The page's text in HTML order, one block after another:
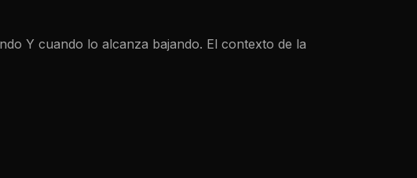
Y cuando lo alcanza bajando. El contexto de la